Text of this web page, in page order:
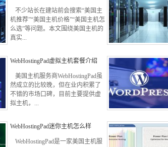
不少站长在建站前会搜索“美国主
机推荐”“美国主机价格”“美国主机怎
么选”等问题。本文围绕美国主机的
真实...
WebHostingPad虚拟主机套餐介绍
美国主机服务商WebHostingPad虽
然成立的比较晚，但在业内积累了
不错的市场口碑，目前主要提供虚
拟主机，...
WebHostingPad迷你主机怎么样
WebHostingPad是一家美国主机服